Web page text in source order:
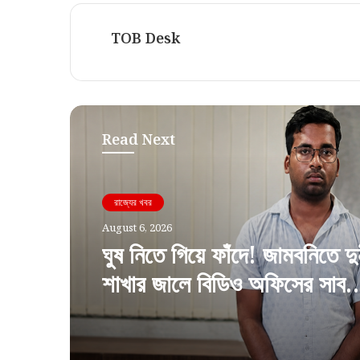
TOB Desk
Read Next
রাজ্যের খবর
August 6, 2026
ঘুষ নিতে গিয়ে ফাঁদে! জামবনিতে
শাখার জালে বিডিও অফিসের সাব
অ্যাসিস্ট্যান্ট ইঞ্জিনিয়ার
রাজ্যের খবর
August 6, 2026